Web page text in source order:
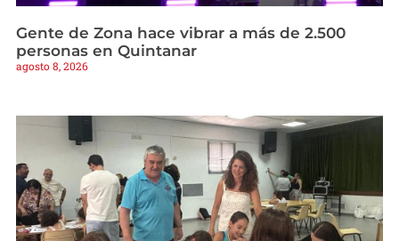
Gente de Zona hace vibrar a más de 2.500
personas en Quintanar
agosto 8, 2026